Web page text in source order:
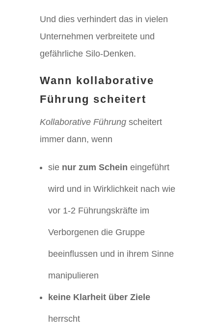
Und dies verhindert das in vielen
Unternehmen verbreitete und
gefährliche Silo-Denken.
Wann kollaborative
Führung scheitert
Kollaborative Führungscheitert
immer dann, wenn
sie nur zum Schein eingeführt
wird und in Wirklichkeit nach wie
vor 1-2 Führungskräfte im
Verborgenen die Gruppe
beeinflussen und in ihrem Sinne
manipulieren
keine Klarheit über Ziele
herrscht